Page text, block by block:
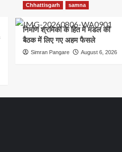
Chhattisgarh samna
निर्माण श्रमिकों के हित में मंडल की
बैठक में लिए गए अहम फैसले
Simran Pangare August 6, 2026